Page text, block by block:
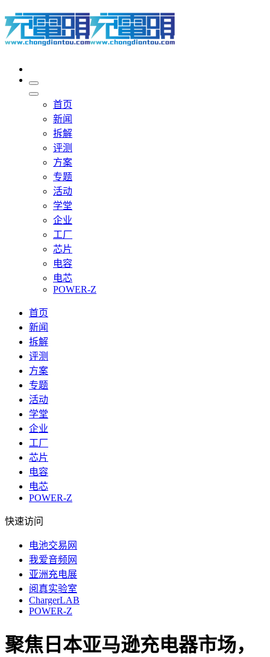
首页
新闻
拆解
评测
方案
专题
活动
学堂
企业
工厂
芯片
电容
电芯
POWER-Z
首页
新闻
拆解
评测
方案
专题
活动
学堂
企业
工厂
芯片
电容
电芯
POWER-Z
快速访问
电池交易网
我爱音频网
亚洲充电展
阅真实验室
ChargerLAB
POWER-Z
聚焦日本亚马逊充电器市场，